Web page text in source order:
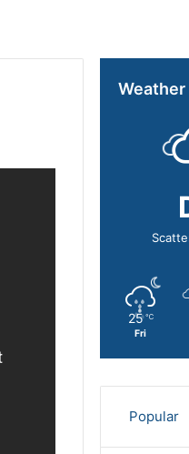
Weather
25 ℃
Fri
Popular